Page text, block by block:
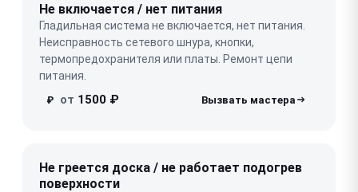
Не включается / нет питания
Гладильная система не включается, нет питания.
Неисправность сетевого шнура, кнопки,
термопредохранителя или платы. Ремонт цепи
питания.
₽ от 1500 ₽
Не греется доска / не работает подогрев
поверхности